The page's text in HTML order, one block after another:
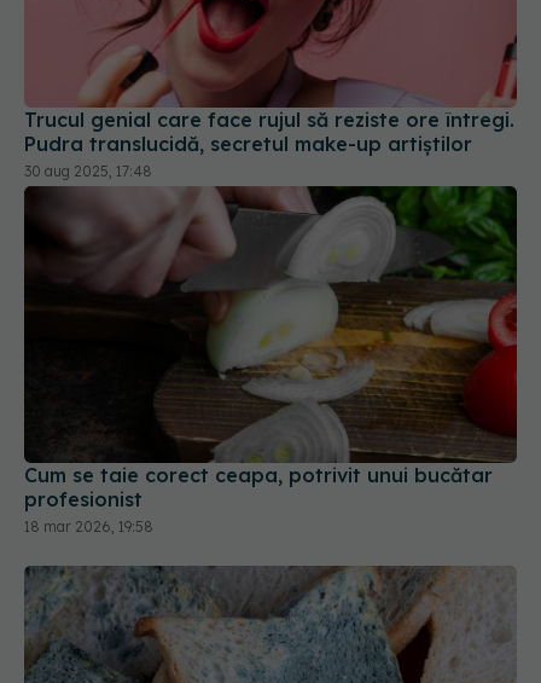
Trucul genial care face rujul să reziste ore întregi.
Pudra translucidă, secretul make-up artiștilor
30 aug 2025, 17:48
Cum se taie corect ceapa, potrivit unui bucătar
profesionist
18 mar 2026, 19:58